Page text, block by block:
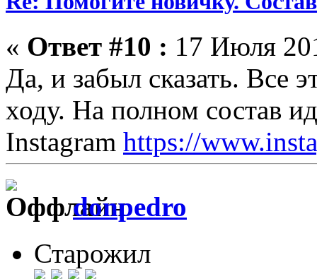
« Ответ #10 : 17 Июля
Да, и забыл сказать. Все
ходу. На полном состав
Instagram https://
donpedro
Старожил